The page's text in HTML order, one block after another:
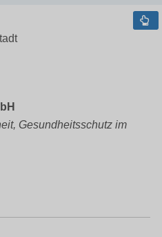
Gesundheitsschutz im